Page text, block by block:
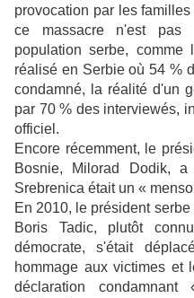
provocation par les
ce massacre n'est pas
population serbe,
réalisé en Serbie où 54 %
condamné, la réalité d'un
par 70 % des interviewés,
officiel.
Encore récemment, le
Bosnie, Milorad Dodik,
Srebrenica était un «
En 2010, le président
Boris Tadic, plutôt
démocrate, s'était
hommage aux victimes et
déclaration